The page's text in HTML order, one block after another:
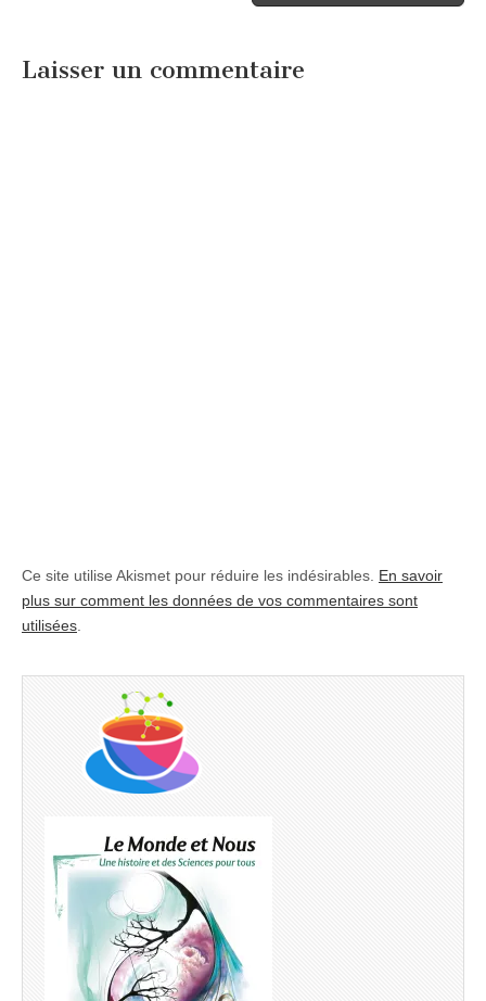
Laisser un commentaire
Ce site utilise Akismet pour réduire les indésirables. En savoir
plus sur comment les données de vos commentaires sont
utilisées.